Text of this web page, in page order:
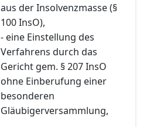
aus der Insolvenzmasse (§
100 InsO),
- eine Einstellung des
Verfahrens durch das
Gericht gem. § 207 InsO
ohne Einberufung einer
besonderen
Gläubigerversammlung,